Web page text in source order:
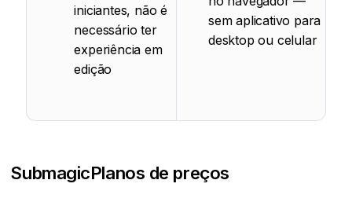
iniciantes, não é
necessário ter
experiência em
edição
sem aplicativo para
desktop ou celular
SubmagicPlanos de preços